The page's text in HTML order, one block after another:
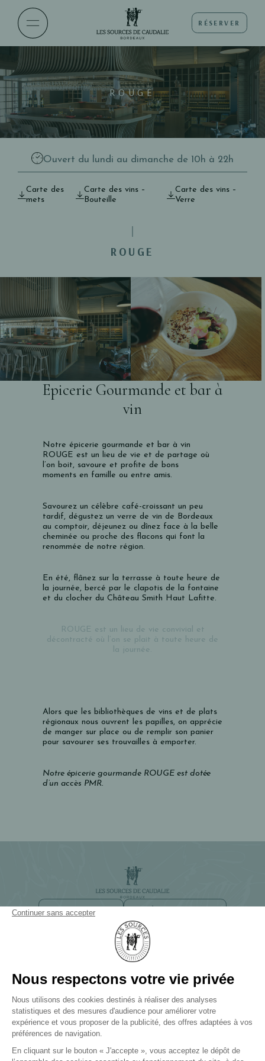
RÉSERVER
ROUGE
Ouvert du lundi au dimanche de 10h à 22h
Carte des
mets
Carte des vins –
Bouteille
Carte des vins –
Verre
ROUGE
Epicerie Gourmande et bar à
vin
Notre épicerie gourmande et bar à vin
ROUGE est un lieu de vie et de partage où
l’on boit, savoure et profite de bons
moments en famille ou entre amis.
Savourez un célèbre café-croissant un peu
tardif, dégustez un verre de vin de Bordeaux
au comptoir, déjeunez ou dînez face à la belle
cheminée ou proche des flacons qui font la
renommée de notre région.
En été, flânez sur la terrasse à toute heure de
la journée, bercé par le clapotis de la fontaine
et du clocher du Château Smith Haut Lafitte.
ROUGE est un lieu de vie convivial et
décontracté où l’on se plait à toute heure de
la journée.
Alors que les bibliothèques de vins et de plats
régionaux nous ouvrent les papilles, on apprécie
de manger sur place ou de remplir son panier
pour savourer ses trouvailles à emporter.
Notre épicerie gourmande ROUGE est dotée
d’un accès PMR.
NEWSLETTER ACCÈS ET CONTACT
33650 BORDEAUX-MARTILLAC
+33(0)5 57 83 83 83
LES SOURCES DE CAUDALIE
LES SOURCES DE CHEVERNY